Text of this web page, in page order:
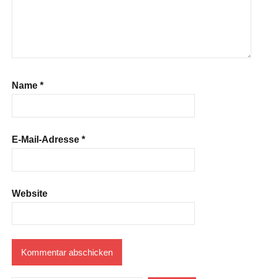
Name *
E-Mail-Adresse *
Website